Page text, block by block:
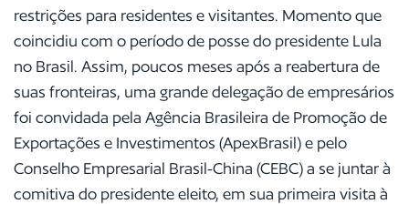
restrições para residentes e visitantes. Momento que
coincidiu com o período de posse do presidente Lula
no Brasil. Assim, poucos meses após a reabertura de
suas fronteiras, uma grande delegação de empresários
foi convidada pela Agência Brasileira de Promoção de
Exportações e Investimentos (ApexBrasil) e pelo
Conselho Empresarial Brasil-China (CEBC) a se juntar à
comitiva do presidente eleito, em sua primeira visita à